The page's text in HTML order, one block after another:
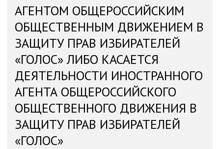
АГЕНТОМ ОБЩЕРОССИЙСКИМ
ОБЩЕСТВЕННЫМ ДВИЖЕНИЕМ В
ЗАЩИТУ ПРАВ ИЗБИРАТЕЛЕЙ
«ГОЛОС» ЛИБО КАСАЕТСЯ
ДЕЯТЕЛЬНОСТИ ИНОСТРАННОГО
АГЕНТА ОБЩЕРОССИЙСКОГО
ОБЩЕСТВЕННОГО ДВИЖЕНИЯ В
ЗАЩИТУ ПРАВ ИЗБИРАТЕЛЕЙ
«ГОЛОС»